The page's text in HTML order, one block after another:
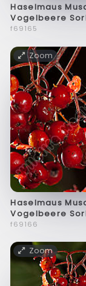
Haselmaus
Vogelbeere
f69165
Zoom
Haselmaus
Vogelbeere
f69166
Zoom